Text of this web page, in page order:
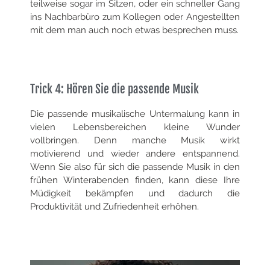
teilweise sogar im Sitzen, oder ein schneller Gang
ins Nachbarbüro zum Kollegen oder Angestellten
mit dem man auch noch etwas besprechen muss.
Trick 4: Hören Sie die passende Musik
Die passende musikalische Untermalung kann in
vielen Lebensbereichen kleine Wunder
vollbringen. Denn manche Musik wirkt
motivierend und wieder andere entspannend.
Wenn Sie also für sich die passende Musik in den
frühen Winterabenden finden, kann diese Ihre
Müdigkeit bekämpfen und dadurch die
Produktivität und Zufriedenheit erhöhen.